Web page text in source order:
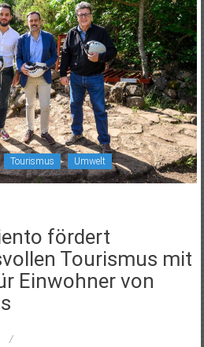
Tourismus Umwelt
fördert
Tourismus mit
Einwohner von